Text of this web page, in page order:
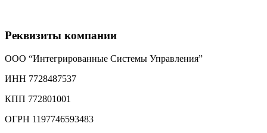
Реквизиты компании
ООО “Интегрированные Системы Управления”
ИНН 7728487537
КПП 772801001
ОГРН 1197746593483